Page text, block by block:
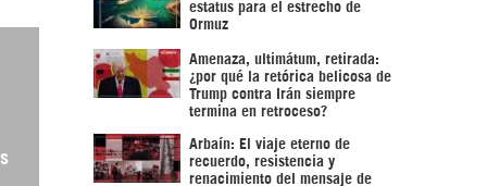
estatus para el estrecho de
Ormuz
Amenaza, ultimátum, retirada:
¿por qué la retórica belicosa de
Trump contra Irán siempre
termina en retroceso?
Arbaín: El viaje eterno de
recuerdo, resistencia y
renacimiento del mensaje de